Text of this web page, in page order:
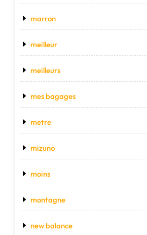
marron
meilleur
meilleurs
mes bagages
metre
mizuno
moins
montagne
new balance